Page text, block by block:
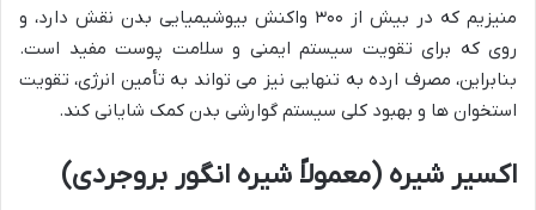
منیزیم که در بیش از ۳۰۰ واکنش بیوشیمیایی بدن نقش دارد، و
روی که برای تقویت سیستم ایمنی و سلامت پوست مفید است.
بنابراین، مصرف ارده به تنهایی نیز می تواند به تأمین انرژی، تقویت
استخوان ها و بهبود کلی سیستم گوارشی بدن کمک شایانی کند.
اکسیر شیره (معمولاً شیره انگور بروجردی)